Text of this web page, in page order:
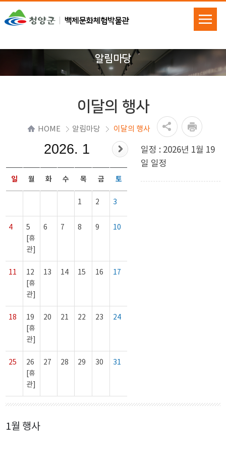
알림마당
이달의 행사
HOME 알림마당 이달의 행사
2026. 1
일 월 화 수 목 금 토
1 2 3
4
5
[휴
관]
6 7 8 9 10
11
12
[휴
관]
13 14 15 16 17
18
19
[휴
관]
20 21 22 23 24
25
26
[휴
관]
27 28 29 30 31
일정 : 2026년 1월 19
일 일정
1월 행사